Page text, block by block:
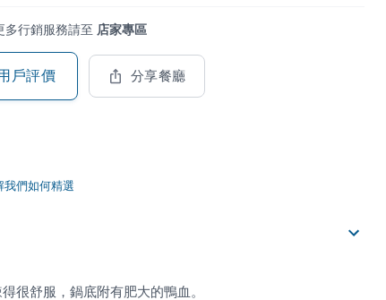
多行銷服務請至 店家專區
戶評價 分享餐廳
我們如何精選